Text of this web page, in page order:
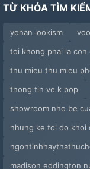
TỪ KHÓA TÌM
yohan lookism
toi khong phai la con
thu mieu thu mieu
thong tin ve k pop
showroom nho be
nhung ke toi do khoi
madison eddington